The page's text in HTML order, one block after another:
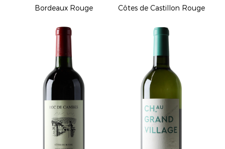
Bordeaux Rouge Côtes de Castillon Rouge